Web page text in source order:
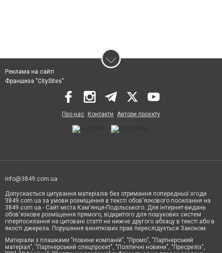
Реклама на сайті
Франшиза "CitySites"
Про нас Контакти Автори проєкту
info@3849.com.ua
Допускається цитування матеріалів без отримання попередньої згоди
3849.com.ua за умови розміщення в тексті обов'язкового посилання на
3849.com.ua - Сайт міста Кам'янця-Подільського. Для інтернет-видань
обов'язкове розміщення прямого, відкритого для пошукових систем
гіперпосилання на цитовані статті не нижче другого абзацу в тексті або в
якості джерела. Порушення виняткових прав переслідується Законом.
Матеріали з плашками "Новини компаній", "Промо", "Партнерський
матеріал", "Партнерський спецпроєкт", "Політичні новини", "Пресреліз",